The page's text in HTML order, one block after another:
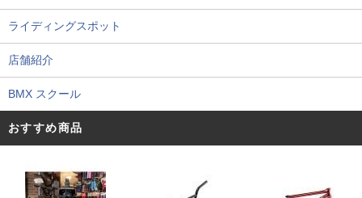
ライディングスポット
店舗紹介
BMX スクール
おすすめ商品